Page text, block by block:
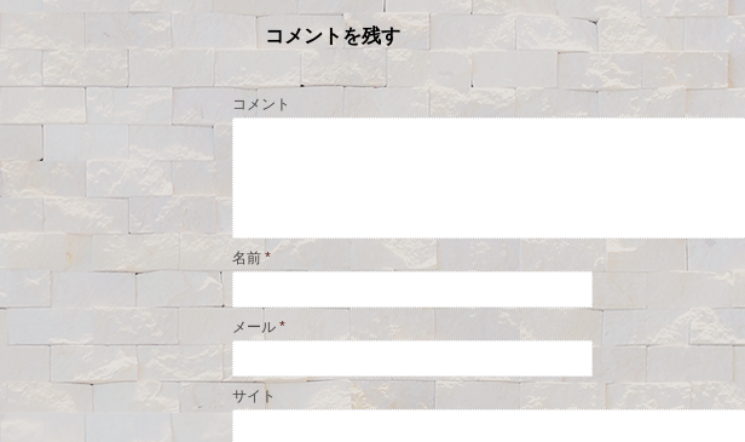
コメントを残す
コメント
名前 *
メール *
サイト